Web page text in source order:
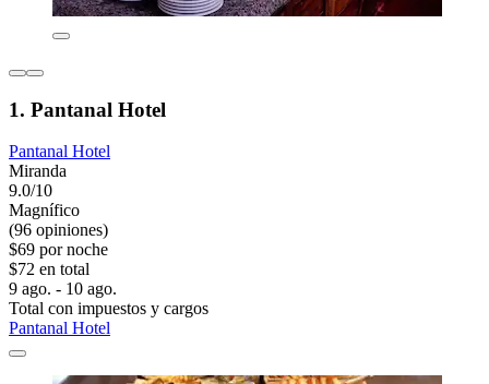
1. Pantanal Hotel
Pantanal Hotel
Miranda
9.0/10
Magnífico
(96 opiniones)
$69 por noche
$72 en total
9 ago. - 10 ago.
Total con impuestos y cargos
Pantanal Hotel